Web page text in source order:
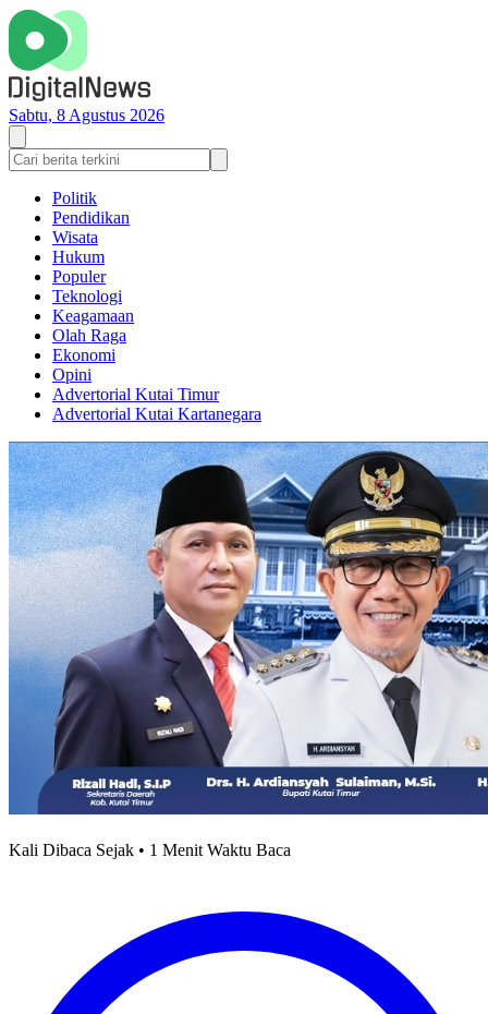
Sabtu, 8 Agustus 2026
Politik
Pendidikan
Wisata
Hukum
Populer
Teknologi
Keagamaan
Olah Raga
Ekonomi
Opini
Advertorial Kutai Timur
Advertorial Kutai Kartanegara
Kali Dibaca Sejak • 1 Menit Waktu Baca